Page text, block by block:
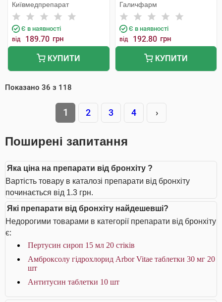
Київмедпрепарат
Є в наявності
від 189.70 грн
КУПИТИ
Галичфарм
Є в наявності
від 192.80 грн
КУПИТИ
Показано 36 з 118
1 2 3 4 ›
Поширені запитання
Яка ціна на препарати від бронхіту ?
Вартість товару в каталозі препарати від бронхіту
починається від 1.3 грн.
Які препарати від бронхіту найдешевші?
Недорогими товарами в категорії препарати від бронхіту
є:
Пертусин сироп 15 мл 20 стіків
Амброксолу гідрохлорид Arbor Vitae таблетки 30 мг 20
шт
Антитусин таблетки 10 шт